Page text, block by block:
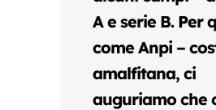
A e serie B. Per
come Anpi –
amalfitana, ci
auguriamo che